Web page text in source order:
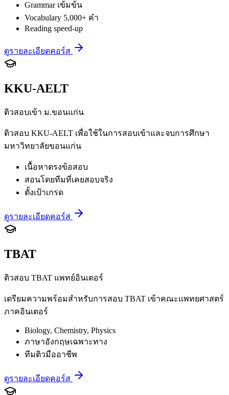
Grammar เข้มข้น
Vocabulary 5,000+ คำ
Reading speed-up
ดูรายละเอียดคอร์ส
KKU-AELT
ติวสอบเข้า ม.ขอนแก่น
ติวสอบ KKU-AELT เพื่อใช้ในการสอบเข้าและจบการศึกษา
มหาวิทยาลัยขอนแก่น
เนื้อหาตรงข้อสอบ
สอนโดยทีมที่เคยสอบจริง
ตั้งเป้าเกรด
ดูรายละเอียดคอร์ส
TBAT
ติวสอบ TBAT แพทย์อินเตอร์
เตรียมความพร้อมสำหรับการสอบ TBAT เข้าคณะแพทยศาสตร์
ภาคอินเตอร์
Biology, Chemistry, Physics
ภาษาอังกฤษเฉพาะทาง
ทีมติวมืออาชีพ
ดูรายละเอียดคอร์ส